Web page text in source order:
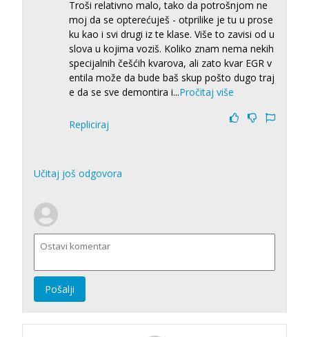
Troši relativno malo, tako da potrošnjom ne
moj da se opterećuješ - otprilike je tu u prose
ku kao i svi drugi iz te klase. Više to zavisi od u
slova u kojima voziš. Koliko znam nema nekih
specijalnih češćih kvarova, ali zato kvar EGR v
entila može da bude baš skup pošto dugo traj
e da se sve demontira i...Pročitaj više
Repliciraj
Učitaj još odgovora
Pošalji